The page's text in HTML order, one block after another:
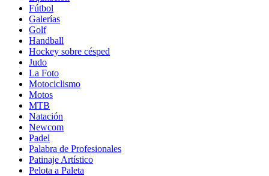
Fútbol
Galerías
Golf
Handball
Hockey sobre césped
Judo
La Foto
Motociclismo
Motos
MTB
Natación
Newcom
Padel
Palabra de Profesionales
Patinaje Artístico
Pelota a Paleta